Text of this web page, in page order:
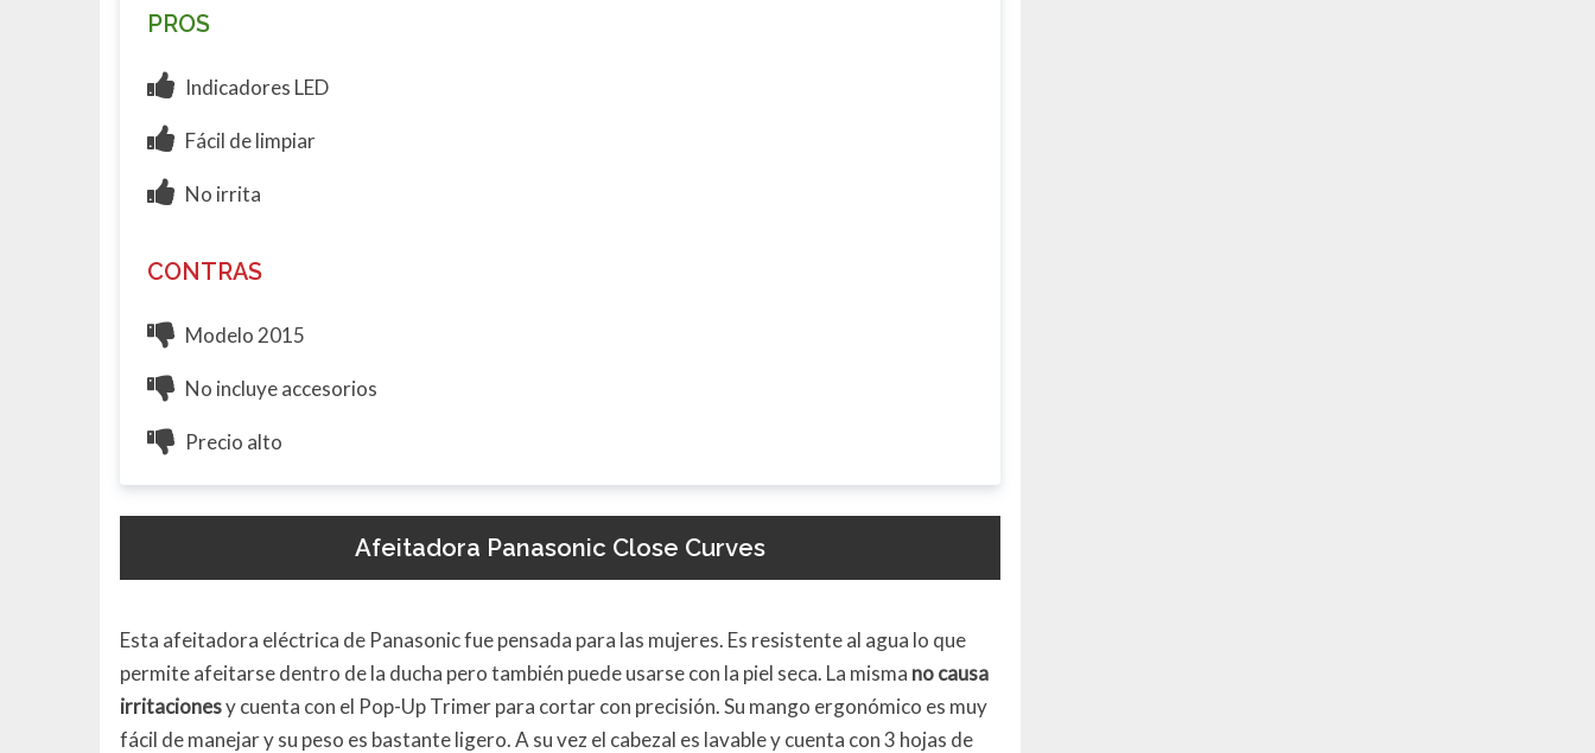
PROS
Indicadores LED
Fácil de limpiar
No irrita
CONTRAS
Modelo 2015
No incluye accesorios
Precio alto
Afeitadora Panasonic Close Curves
Esta afeitadora eléctrica de Panasonic fue pensada para las mujeres. Es resistente al agua lo que
permite afeitarse dentro de la ducha pero también puede usarse con la piel seca. La misma no causa
irritacionesy cuenta con el Pop-Up Trimer para cortar con precisión. Su mango ergonómico es muy
fácil de manejar y su peso es bastante ligero. A su vez el cabezal es lavable y cuenta con 3 hojas de